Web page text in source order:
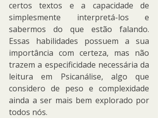
certos textos e a capacidade de
simplesmente interpretá-los e
sabermos do que estão falando.
Essas habilidades possuem a sua
importância com certeza, mas não
trazem a especificidade necessária da
leitura em Psicanálise, algo que
considero de peso e complexidade
ainda a ser mais bem explorado por
todos nós.